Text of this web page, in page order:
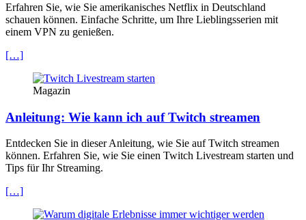
Erfahren Sie, wie Sie amerikanisches Netflix in Deutschland
schauen können. Einfache Schritte, um Ihre Lieblingsserien mit
einem VPN zu genießen.
[…]
Magazin
Anleitung: Wie kann ich auf Twitch streamen
Entdecken Sie in dieser Anleitung, wie Sie auf Twitch streamen
können. Erfahren Sie, wie Sie einen Twitch Livestream starten und
Tips für Ihr Streaming.
[…]